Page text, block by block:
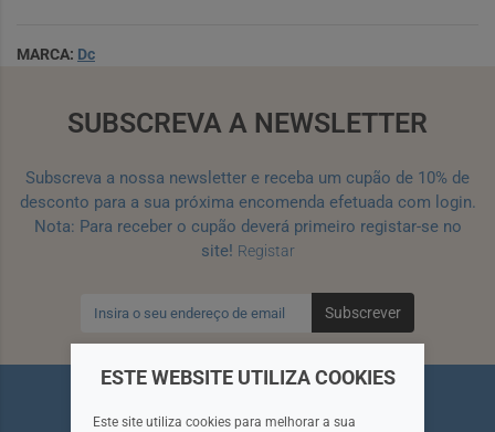
MARCA: Dc
SUBSCREVA A NEWSLETTER
Subscreva a nossa newsletter e receba um cupão de 10% de
desconto para a sua próxima encomenda efetuada com login.
Nota: Para receber o cupão deverá primeiro registar-se no
site! Registar
Subscrever
ESTE WEBSITE UTILIZA COOKIES
Este site utiliza cookies para melhorar a sua